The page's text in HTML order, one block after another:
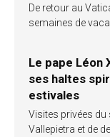
De retour au
semaines de
Le pape Léon
ses haltes
estivales
Visites privées du
Vallepietra et de